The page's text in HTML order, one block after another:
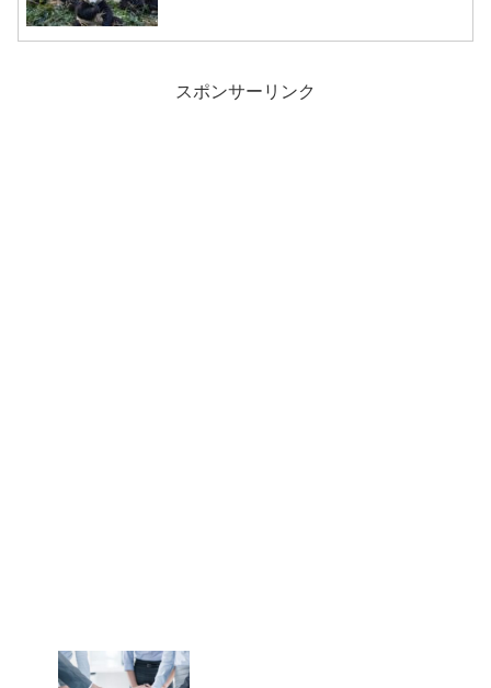
スポンサーリンク